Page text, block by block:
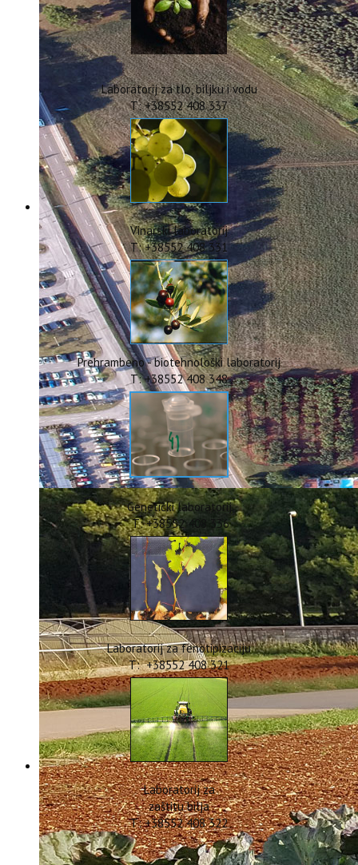
Izdavačka djelatnost
Izbor u znanstvena zvanja
Dokumenti
Statut
Strategija
CIP
Pravo na pristup informacijama
Zaštita osobnih podataka
Godišnji izvještaj
Javna nabava
Natječaji za radna mjesta
Zakonodavni okvir
Akti Instituta
Linkovi
Kontakt
webmail
Popularizacija znanosti
ERASMUS+
HyPro4ST
DIGIAGRI
GreenTea
CIRCOLIVE
Laboratorij za tlo, biljku i vodu
T: +38552 408 337
Vinarski laboratorij
T: +38552 408 331
Prehrambeno - biotehnološki laboratorij
T: +38552 408 348
Genetički laboratorij
T: +38552 408 336
Laboratorij za fenotipizaciju
T: +38552 408 321
Laboratorij za
zaštitu bilja
T: +38552 408 322